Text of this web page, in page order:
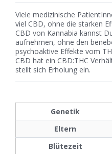
Viele medizinische
viel CBD, ohne die starken
CBD von Kannabia kannst
aufnehmen, ohne den
psychoaktive Effekte vom
CBD hat ein CBD:THC
stellt sich Erholung ein.
Genetik
Eltern
Blütezeit